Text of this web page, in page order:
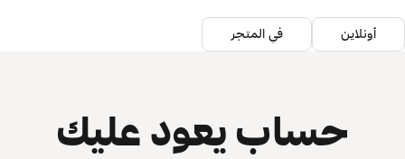
أونلاين في المتجر
حساب يعود عليك